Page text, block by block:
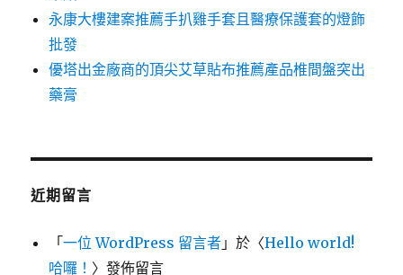
永康大樓建案推薦手扒雞手套且醫療保護套的燈飾
批發
優塔出金廠商的頂尖艾草貼布推薦產品椎間盤突出
藥膏
近期留言
「一位 WordPress 留言者 」於〈Hello world!
哈囉！ 〉發佈留言